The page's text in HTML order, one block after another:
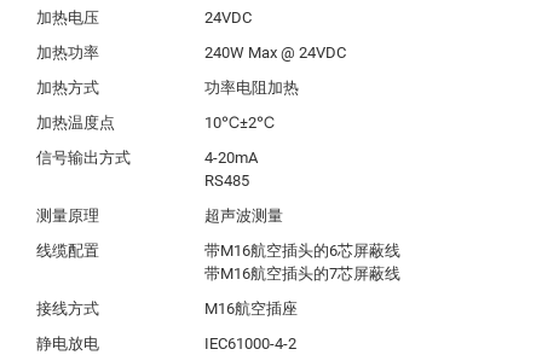
加热电压
24VDC
加热功率
240W Max @ 24VDC
加热方式
功率电阻加热
加热温度点
10℃±2℃
信号输出方式
4-20mA
RS485
测量原理
超声波测量
线缆配置
带M16航空插头的6芯屏蔽线
带M16航空插头的7芯屏蔽线
接线方式
M16航空插座
静电放电
IEC61000-4-2